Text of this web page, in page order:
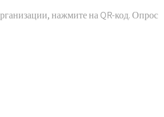
нажмите на QR-код. Опрос